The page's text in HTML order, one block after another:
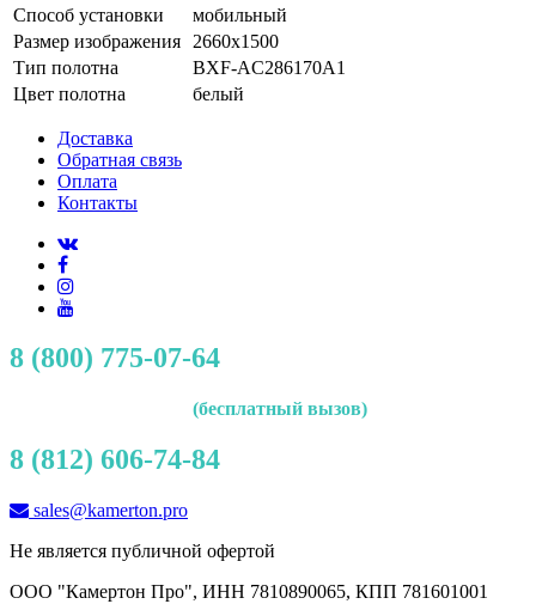
Способ установки
мобильный
Размер изображения
2660x1500
Тип полотна
BXF-AC286170A1
Цвет полотна
белый
Доставка
Обратная связь
Оплата
Контакты
8 (800) 775-07-64
(бесплатный вызов)
8 (812) 606-74-84
sales@kamerton.pro
Не является публичной офертой
ООО "Камертон Про", ИНН 7810890065, КПП 781601001